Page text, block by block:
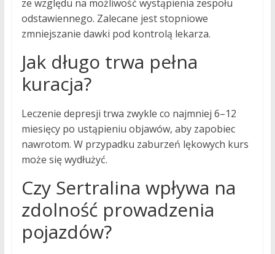
ze względu na możliwość wystąpienia zespołu
odstawiennego. Zalecane jest stopniowe
zmniejszanie dawki pod kontrolą lekarza.
Jak długo trwa pełna
kuracja?
Leczenie depresji trwa zwykle co najmniej 6–12
miesięcy po ustąpieniu objawów, aby zapobiec
nawrotom. W przypadku zaburzeń lękowych kurs
może się wydłużyć.
Czy Sertralina wpływa na
zdolność prowadzenia
pojazdów?